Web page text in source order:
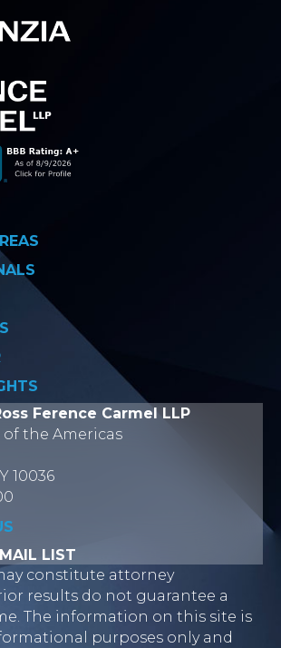
Ference Carmel LLP
of the Americas
10036
LIST
constitute attorney
results do not guarantee a
The information on this site is
purposes only and